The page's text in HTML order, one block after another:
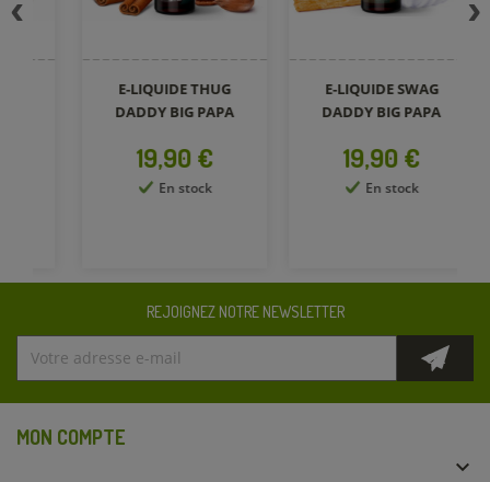
E-LIQUIDE THUG
DADDY BIG PAPA
19,90 €
En stock
E-LIQUIDE SWAG
DADDY BIG PAPA
19,90 €
En stock
REJOIGNEZ NOTRE NEWSLETTER
MON COMPTE
